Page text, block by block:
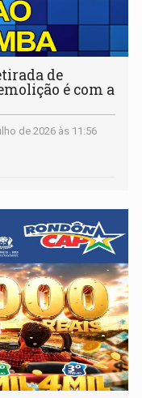
de
é com a
de 2026 às 11:56